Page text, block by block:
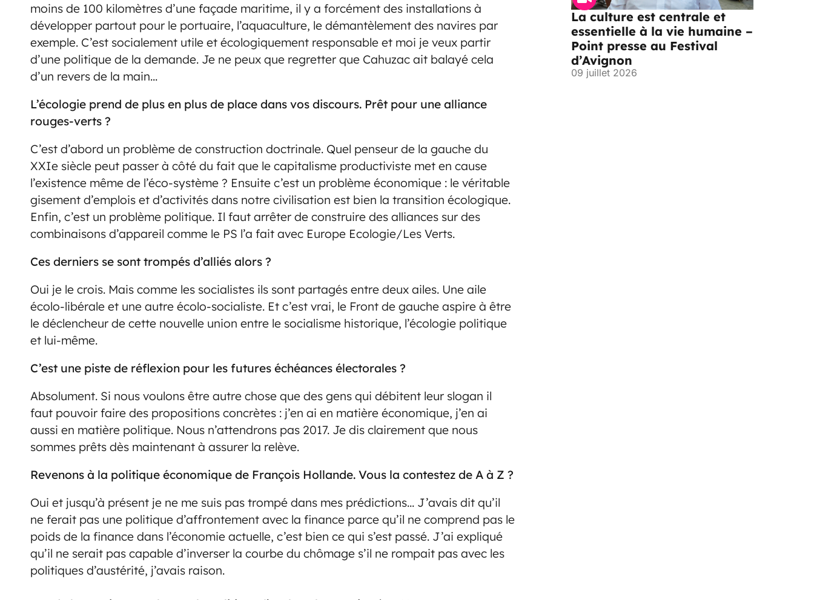
moins de 100 kilomètres d’une façade maritime, il y a forcément des installations à
développer partout pour le portuaire, l’aquaculture, le démantèlement des navires par
exemple. C’est socialement utile et écologiquement responsable et moi je veux partir
d’une politique de la demande. Je ne peux que regretter que Cahuzac ait balayé cela
d’un revers de la main…
L’écologie prend de plus en plus de place dans vos discours. Prêt pour une alliance
rouges-verts ?
C’est d’abord un problème de construction doctrinale. Quel penseur de la gauche du
XXIe siècle peut passer à côté du fait que le capitalisme productiviste met en cause
l’existence même de l’éco-système ? Ensuite c’est un problème économique : le véritable
gisement d’emplois et d’activités dans notre civilisation est bien la transition écologique.
Enfin, c’est un problème politique. Il faut arrêter de construire des alliances sur des
combinaisons d’appareil comme le PS l’a fait avec Europe Ecologie/Les Verts.
Ces derniers se sont trompés d’alliés alors ?
Oui je le crois. Mais comme les socialistes ils sont partagés entre deux ailes. Une aile
écolo-libérale et une autre écolo-socialiste. Et c’est vrai, le Front de gauche aspire à être
le déclencheur de cette nouvelle union entre le socialisme historique, l’écologie politique
et lui-même.
C’est une piste de réflexion pour les futures échéances électorales ?
Absolument. Si nous voulons être autre chose que des gens qui débitent leur slogan il
faut pouvoir faire des propositions concrètes : j’en ai en matière économique, j’en ai
aussi en matière politique. Nous n’attendrons pas 2017. Je dis clairement que nous
sommes prêts dès maintenant à assurer la relève.
Revenons à la politique économique de François Hollande. Vous la contestez de A à Z ?
Oui et jusqu’à présent je ne me suis pas trompé dans mes prédictions… J’avais dit qu’il
ne ferait pas une politique d’affrontement avec la finance parce qu’il ne comprend pas le
poids de la finance dans l’économie actuelle, c’est bien ce qui s’est passé. J’ai expliqué
qu’il ne serait pas capable d’inverser la courbe du chômage s’il ne rompait pas avec les
politiques d’austérité, j’avais raison.
La culture est centrale et
essentielle à la vie humaine –
Point presse au Festival
d’Avignon
09 juillet 2026